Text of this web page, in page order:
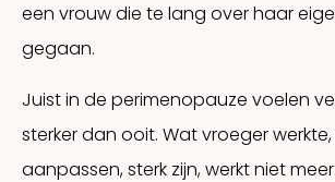
een vrouw die te lang over haar
gegaan.
Juist in de perimenopauze voelen
sterker dan ooit. Wat vroeger
aanpassen, sterk zijn, werkt niet